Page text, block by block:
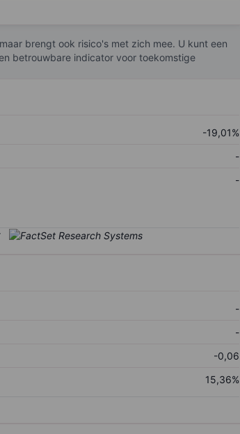
brengt ook risico's met zich mee. U kunt een
betrouwbare indicator voor toekomstige
-19,01%
-
-
-
-
-0,06
15,36%